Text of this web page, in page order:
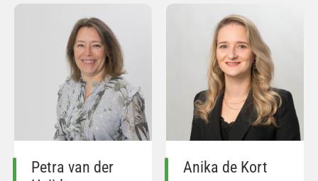
Petra van der
Anika de Kort